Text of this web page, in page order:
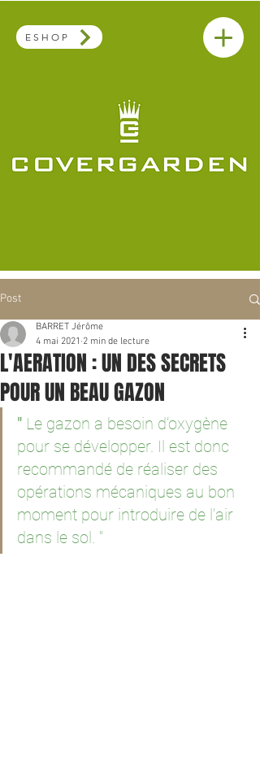
ESHOP
Post
L'AERATION : UN DES SECRETS
POUR UN BEAU GAZON
BARRET Jérôme
4 mai 2021 2 min de lecture
" Le gazon a besoin d’oxygène
pour se développer. Il est donc
recommandé de réaliser des
opérations mécaniques au bon
moment pour introduire de l’air
dans le sol. "